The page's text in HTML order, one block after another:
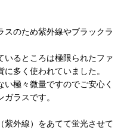
スのため紫外線やブラックラ
いるところは極限られたファ
多く使われていました。
極々微量ですのでご安心く
ラスです。
紫外線）をあてて蛍光させて